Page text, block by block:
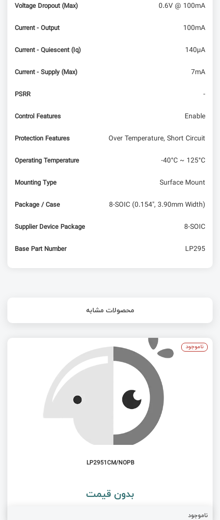
Voltage Dropout (Max) 0.6V @ 100mA
Current - Output 100mA
Current - Quiescent (Iq) 140µA
Current - Supply (Max) 7mA
PSRR -
Control Features Enable
Protection Features Over Temperature, Short Circuit
Operating Temperature -40°C ~ 125°C
Mounting Type Surface Mount
Package / Case 8-SOIC (0.154", 3.90mm Width)
Supplier Device Package 8-SOIC
Base Part Number LP295
محصولات مشابه
LP2951CM/NOPB
بدون قیمت
ناموجود
ناموجود